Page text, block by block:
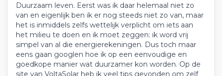
Duurzaam leven. Eerst was ik daar helemaal niet zo
van en eigenlijk ben ik er nog steeds niet zo van, maar
het is inmiddels zelfs wettelijk verplicht om iets aan
het milieu te doen en ik moet zeggen: ik word vrij
simpel van al die energierekeningen. Dus toch maar
eens gaan googlen hoe ik op een eenvoudige en
goedkope manier wat duurzamer kon worden. Op de
site van VoltaSolar heb ik veel tips gevonden om zelf